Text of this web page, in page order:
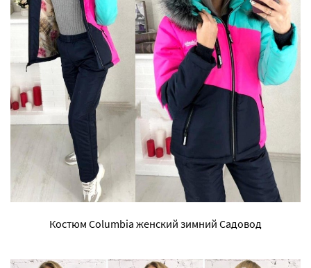
Костюм Columbia женский зимний Садовод